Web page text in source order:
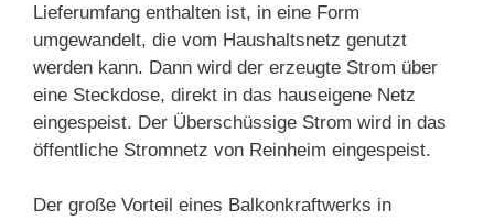
Lieferumfang enthalten ist, in eine Form
umgewandelt, die vom Haushaltsnetz genutzt
werden kann. Dann wird der erzeugte Strom über
eine Steckdose, direkt in das hauseigene Netz
eingespeist. Der Überschüssige Strom wird in das
öffentliche Stromnetz von Reinheim eingespeist.
Der große Vorteil eines Balkonkraftwerks in